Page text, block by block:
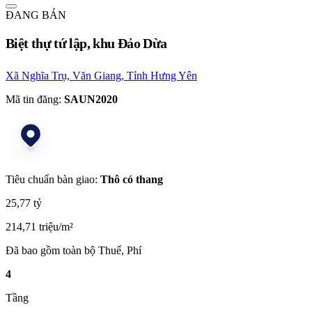
ĐANG BÁN
Biệt thự tứ lập, khu Đảo Dừa
Xã Nghĩa Trụ, Văn Giang, Tỉnh Hưng Yên
Mã tin đăng: SAUN2020
Tiêu chuẩn bàn giao: Thô có thang
25,77 tỷ
214,71 triệu/m²
Đã bao gồm toàn bộ Thuế, Phí
4
Tầng